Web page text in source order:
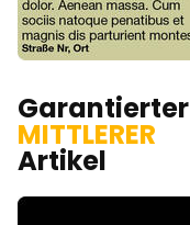
Garantierter
MITTLERER
Artikel